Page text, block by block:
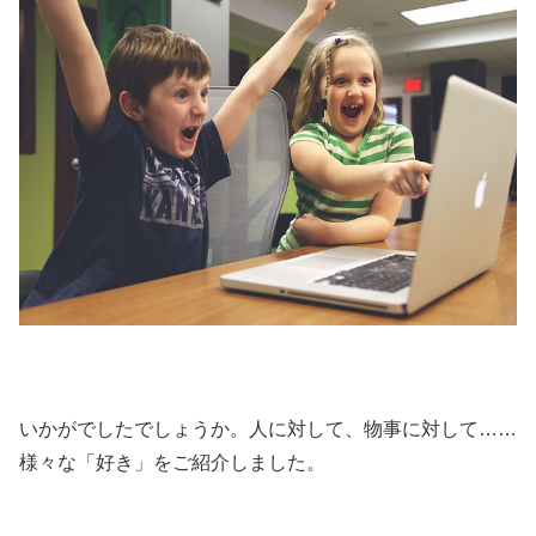
いかがでしたでしょうか。人に対して、物事に対して……
様々な「好き」をご紹介しました。